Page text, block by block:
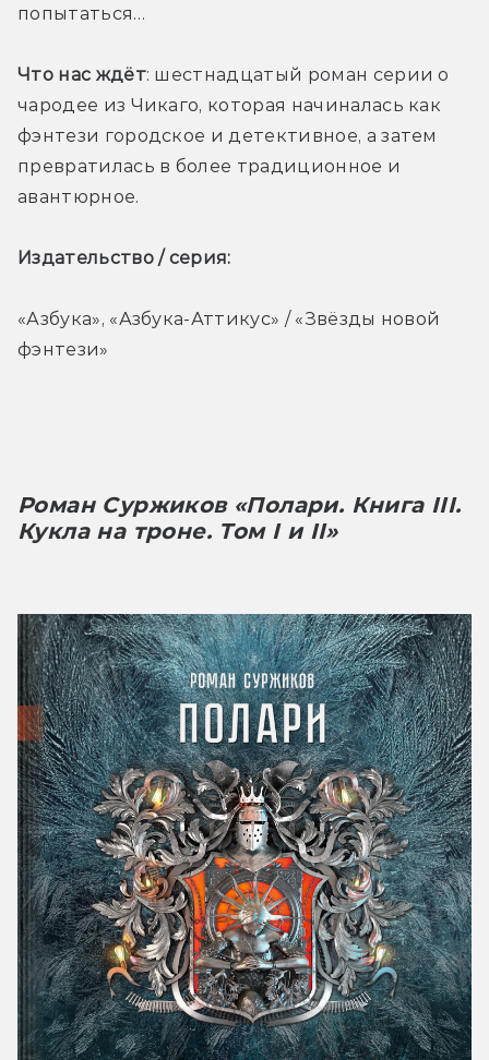
попытаться…
Что нас ждёт: шестнадцатый роман серии о
чародее из Чикаго, которая начиналась как
фэнтези городское и детективное, а затем
превратилась в более традиционное и
авантюрное.
Издательство / серия:
«Азбука», «Азбука-Аттикус» / «Звёзды новой
фэнтези»
Роман Суржиков «Полари. Книга III.
Кукла на троне. Том I и II»